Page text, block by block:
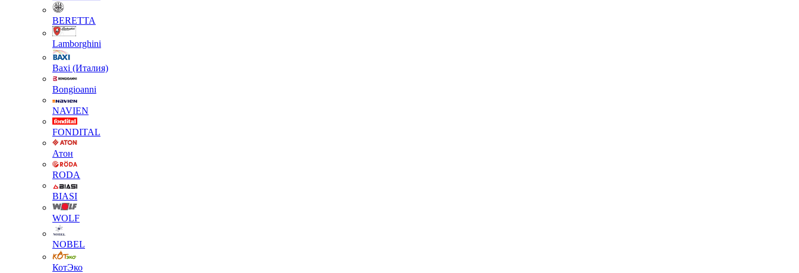
BERETTA
Lamborghini
Baxi (Италия)
Вongioanni
NAVIEN
FONDITAL
Атон
RODA
BIASI
WOLF
NOBEL
КотЭко